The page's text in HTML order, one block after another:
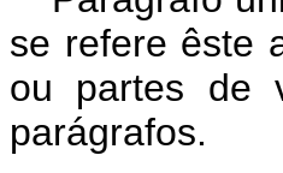
se refere êste
ou partes de
parágrafos.